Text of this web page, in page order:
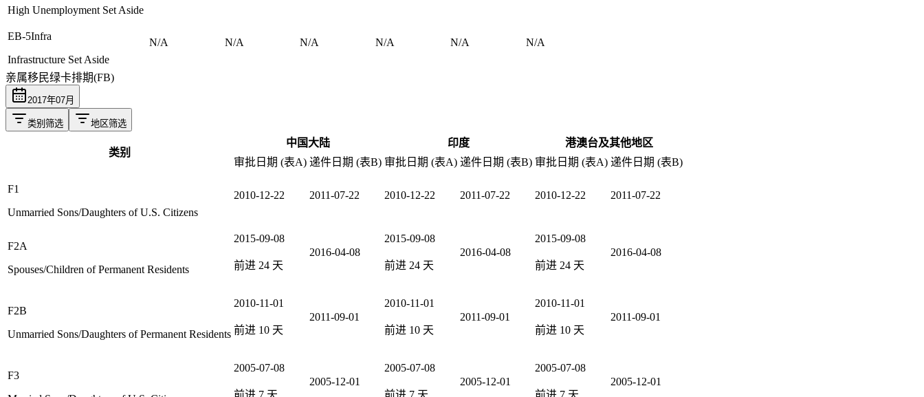
High Unemployment Set Aside
EB-5Infra
Infrastructure Set Aside
N/A N/A N/A N/A N/A N/A
亲属移民绿卡排期(FB)
2017年07月
类别筛选 地区筛选
类别
中国大陆 印度
港澳台及其他地区
审批日期 (表A) 递件日期 (表B) 审批日期 (表A) 递件日期 (表B) 审批日期 (表A) 递件日期 (表B)
F1
Unmarried Sons/Daughters of U.S. Citizens
2010-12-22 2011-07-22 2010-12-22 2011-07-22 2010-12-22 2011-07-22
F2A
Spouses/Children of Permanent Residents
2015-09-08
前进 24 天
2016-04-08
2015-09-08
前进 24 天
2016-04-08
2015-09-08
前进 24 天
2016-04-08
F2B
Unmarried Sons/Daughters of Permanent Residents
2010-11-01
前进 10 天
2011-09-01
2010-11-01
前进 10 天
2011-09-01
2010-11-01
前进 10 天
2011-09-01
F3
2005-07-08
前进 7 天
2005-12-01
2005-07-08
前进 7 天
2005-12-01
2005-07-08
前进 7 天
2005-12-01